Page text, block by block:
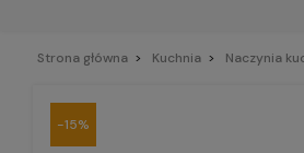
Strona główna Kuchnia Naczynia
-15%